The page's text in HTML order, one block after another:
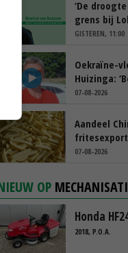
‘De
grens bij
GISTEREN, 11:00
Oekraïne-
Huizinga:
07-08-2026
Aandeel
07-08-2026
OP
Honda
2018, P.O.A.